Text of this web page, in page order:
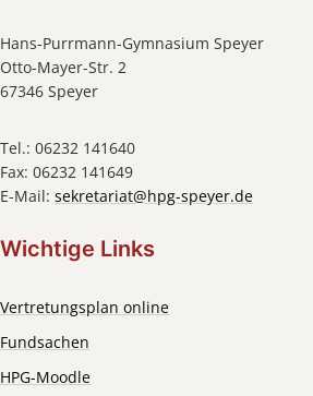
Hans-Purrmann-Gymnasium Speyer
Otto-Mayer-Str. 2
67346 Speyer
Tel.: 06232 141640
Fax: 06232 141649
E-Mail: sekretariat@hpg-speyer.de
Wichtige Links
Vertretungsplan online
Fundsachen
HPG-Moodle